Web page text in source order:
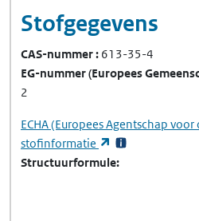
Stofgegevens
CAS-nummer 613-35-4
EG-nummer(Europees
2
ECHA(Europees Agentschap
stofinformatie
(opent in een
Structuurformule